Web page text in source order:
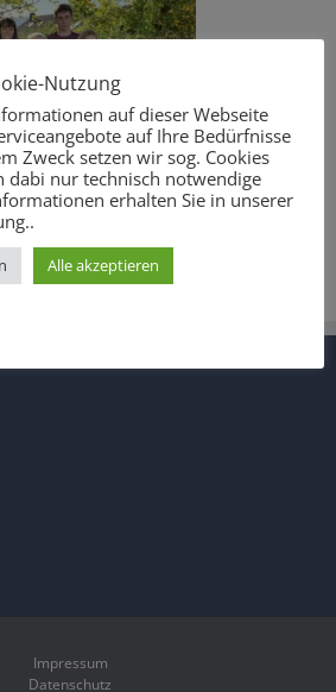
Impressum
Datenschutz
Nutzung
auf dieser Webseite
auf Ihre Bedürfnisse
Zweck setzen wir sog. Cookies
dabi nur technisch notwendige
erhalten Sie in unserer
Alle akzeptieren